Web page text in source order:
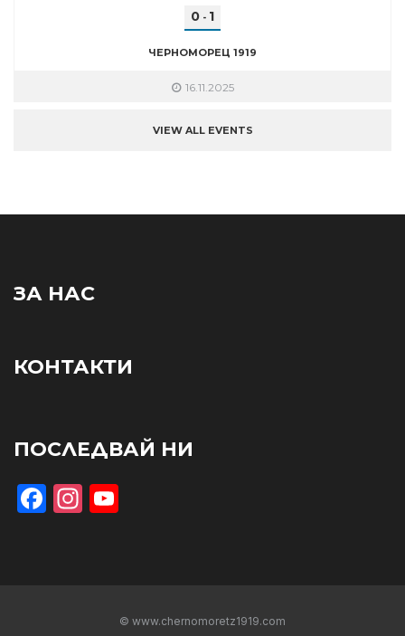
0 - 1
ЧЕРНОМОРЕЦ 1919
16.11.2025
VIEW ALL EVENTS
ЗА НАС
КОНТАКТИ
ПОСЛЕДВАЙ НИ
Facebook
Instagram
© www.chernomoretz1919.com